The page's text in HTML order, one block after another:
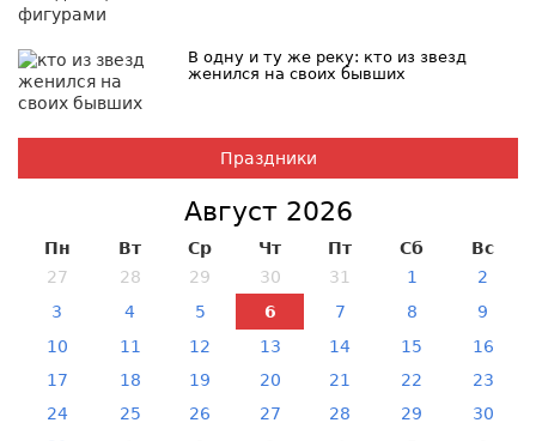
В одну и ту же реку: кто из звезд
женился на своих бывших
Праздники
Август 2026
Пн Вт Ср Чт Пт Сб
Вс
27
28 29 30 31 1
2
3
4 5 6 7 8
9
10
11 12 13 14 15
16
17
18 19 20 21 22
23
24
25 26 27 28 29
30